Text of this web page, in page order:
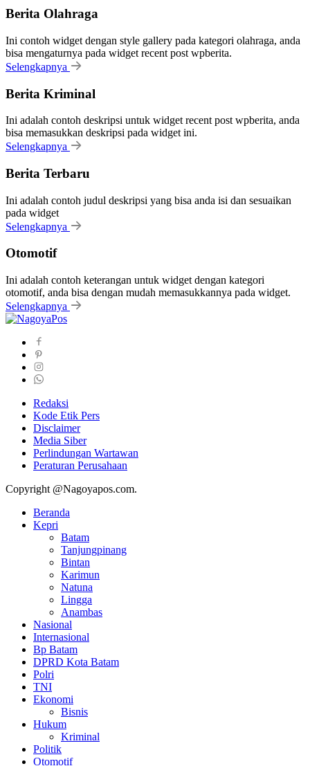
Berita Olahraga
Ini contoh widget dengan style gallery pada kategori olahraga, anda
bisa mengaturnya pada widget recent post wpberita.
Selengkapnya
Berita Kriminal
Ini adalah contoh deskripsi untuk widget recent post wpberita, anda
bisa memasukkan deskripsi pada widget ini.
Selengkapnya
Berita Terbaru
Ini adalah contoh judul deskripsi yang bisa anda isi dan sesuaikan
pada widget
Selengkapnya
Otomotif
Ini adalah contoh keterangan untuk widget dengan kategori
otomotif, anda bisa dengan mudah memasukkannya pada widget.
Selengkapnya
Redaksi
Kode Etik Pers
Disclaimer
Media Siber
Perlindungan Wartawan
Peraturan Perusahaan
Copyright @Nagoyapos.com.
Beranda
Kepri
Batam
Tanjungpinang
Bintan
Karimun
Natuna
Lingga
Anambas
Nasional
Internasional
Bp Batam
DPRD Kota Batam
Polri
TNI
Ekonomi
Bisnis
Hukum
Kriminal
Politik
Otomotif